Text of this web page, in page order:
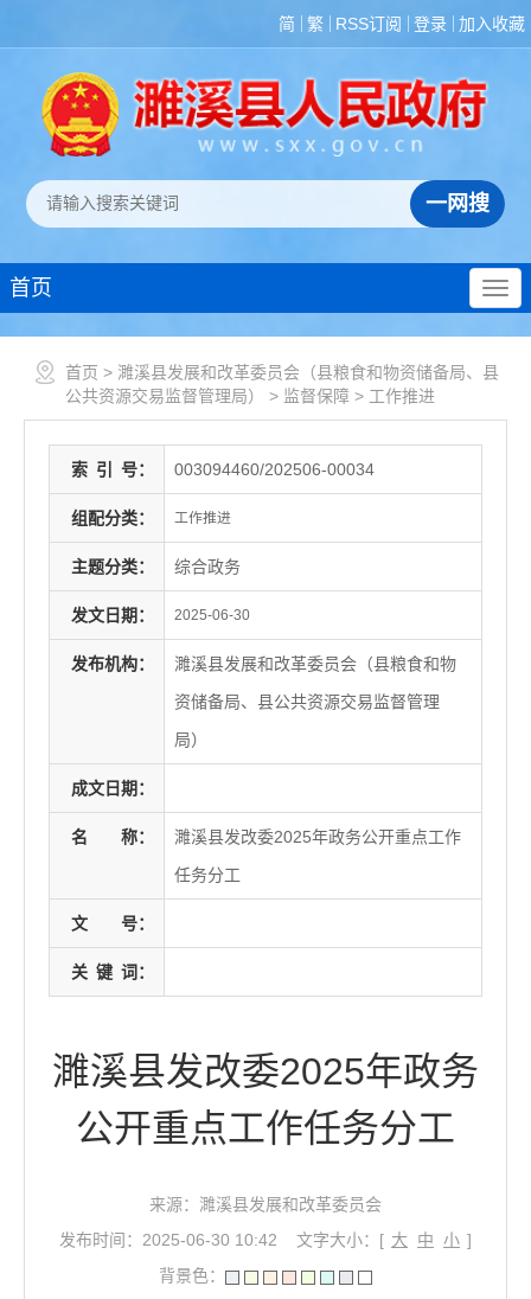
简 繁 RSS订阅 登录 加入收藏
首页
首页 > 濉溪县发展和改革委员会（县粮食和物资储备局、县
公共资源交易监督管理局）
> 监督保障 > 工作推进
索 引 号： 003094460/202506-00034
组配分类： 工作推进
主题分类： 综合政务
发文日期： 2025-06-30
发布机构：
濉溪县发展和改革委员会（县粮食和物
资储备局、县公共资源交易监督管理
局）
成文日期：
名 称：
濉溪县发改委2025年政务公开重点工作
任务分工
文 号：
关 键 词：
濉溪县发改委2025年政务
公开重点工作任务分工
来源：濉溪县发展和改革委员会
发布时间：2025-06-30 10:42
文字大小：[ 大 中 小 ]
背景色：